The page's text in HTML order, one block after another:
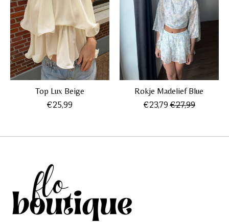
Top Lux Beige
€25,99
Rokje Madelief Blue
€23,79 €27,99